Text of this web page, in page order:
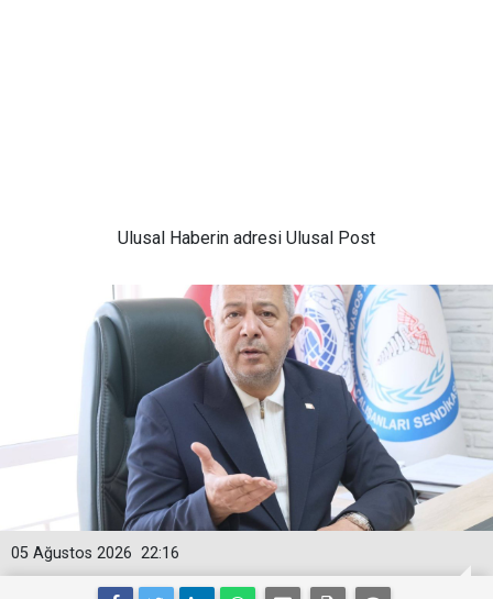
Ulusal Haberin adresi Ulusal Post
22:16
05 Ağustos 2026